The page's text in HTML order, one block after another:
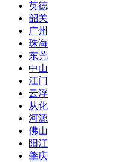
英德
韶关
广州
珠海
东莞
中山
江门
云浮
从化
河源
佛山
阳江
肇庆